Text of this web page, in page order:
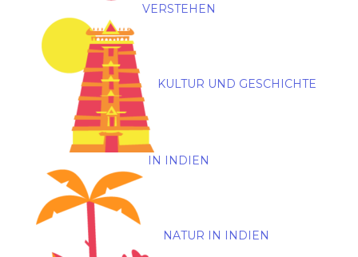
VERSTEHEN
KULTUR UND GESCHICHTE
IN INDIEN
NATUR IN INDIEN